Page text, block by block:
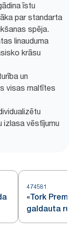
īstu
par standarta
spēja.
linauduma
krāsu
un
visas maltītes
vēstījumu
474581
«Tork
galdauta